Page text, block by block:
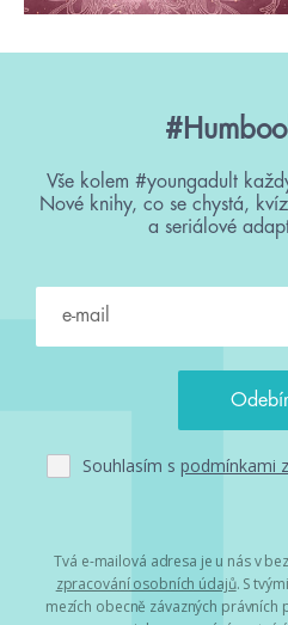
Vše kolem #youngadult
Nové knihy, co se chystá,
a seriálové
Souhlasím s podmínkami
Tvá e-mailová adresa je u nás v
zpracování osobních údajů. S
mezích obecně závazných